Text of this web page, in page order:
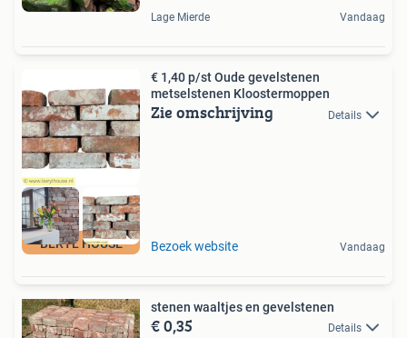
Lage Mierde Vandaag
BERYL HOUSE
€ 1,40 p/st Oude gevelstenen
metselstenen Kloostermoppen
Zie omschrijving Details
Bezoek website Vandaag
stenen waaltjes en gevelstenen
€ 0,35 Details